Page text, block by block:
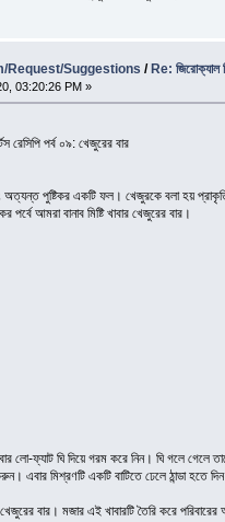
Request/Suggestions/ Re: জিরোক্যাল
03:20:26 PM »
রেসিপি পর্ব ০৯: খেজুরের বার
পুষ্টিকর একটি ফল। খেজুরকে বলা হয়
আমরা বানাব মিষ্টি খাবার খেজুরের বার।
লো-ফ্যাট ঘি দিয়ে গরম করে নিন। ঘি গলে গেলে
এবার মিশ্রণটি একটি বাটিতে ঢেলে ঠান্ডা হতে
খেজুরের বার। মজার এই খাবারটি তৈরি করে